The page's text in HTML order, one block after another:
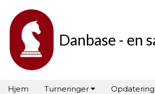
Danbase - en
Hjem Turneringer